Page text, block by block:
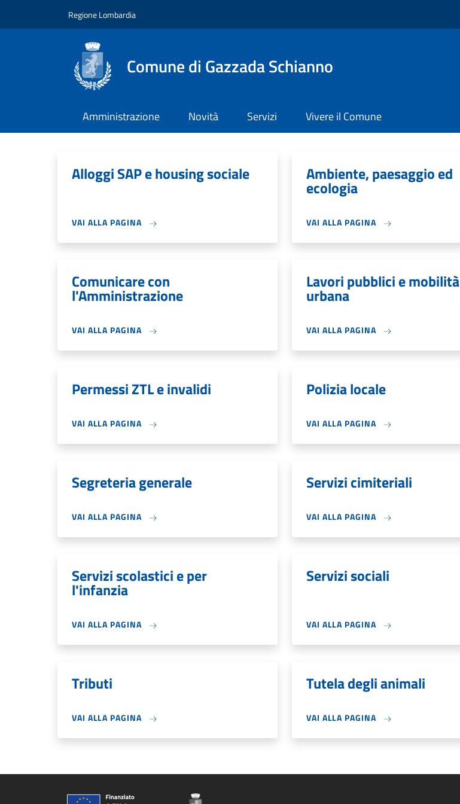
Regione Lombardia
Comune di Gazzada Schianno
Amministrazione Novità Servizi Vivere il Comune
Alloggi SAP e housing sociale
VAI ALLA PAGINA
Ambiente, paesaggio ed
ecologia
VAI ALLA PAGINA
Comunicare con
l'Amministrazione
VAI ALLA PAGINA
Lavori pubblici e mobilità
urbana
VAI ALLA PAGINA
Permessi ZTL e invalidi
VAI ALLA PAGINA
Polizia locale
VAI ALLA PAGINA
Segreteria generale
VAI ALLA PAGINA
Servizi cimiteriali
VAI ALLA PAGINA
Servizi scolastici e per
l'infanzia
VAI ALLA PAGINA
Servizi sociali
VAI ALLA PAGINA
Tributi
VAI ALLA PAGINA
Tutela degli animali
VAI ALLA PAGINA